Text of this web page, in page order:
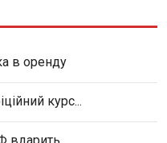
в оренду
курс...